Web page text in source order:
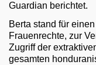
Guardian berichtet.
Berta stand für
Frauenrechte, zur
Zugriff der
gesamten